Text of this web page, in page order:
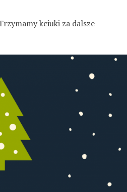
kciuki za dalsze